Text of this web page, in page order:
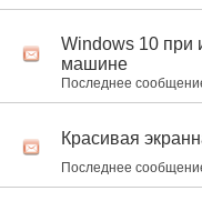
Windows 10 при
машине
Последнее
Красивая
Последнее